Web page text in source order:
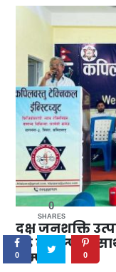
दक्ष जनशक्ति
दृढ संकल्पका
सम्पन्न
0
SHARES
0 0